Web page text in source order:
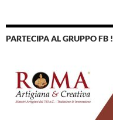
PARTECIPA AL GRUPPO FB !